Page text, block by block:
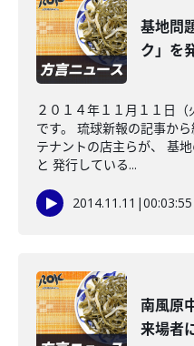
基地問
ク」を
２０１４年１１月１１日
です。 琉球新報の記事か
テナントの店主らが、 基
と 発行している...
2014.11.11 |00:03:55
南風原
来場者